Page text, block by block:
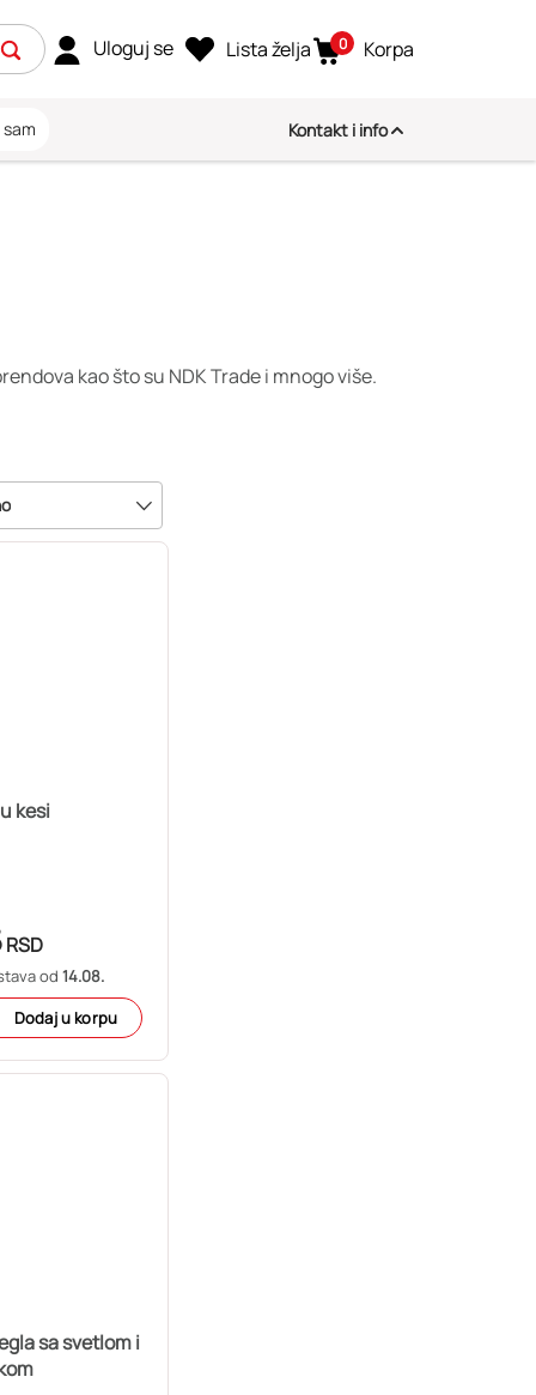
Uloguj se Lista želja 0 Korpa
Kontakt i info
kao što su NDK Trade i mnogo više.
kesi
RSD
od 14.08.
Dodaj u korpu
sa svetlom i